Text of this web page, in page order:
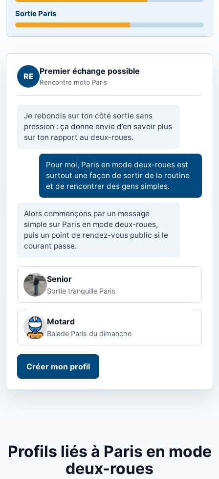
Sortie Paris
RE
Premier échange possible
Rencontre moto Paris
Je rebondis sur ton côté sortie sans
pression : ça donne envie d’en savoir plus
sur ton rapport au deux-roues.
Pour moi, Paris en mode deux-roues est
surtout une façon de sortir de la routine
et de rencontrer des gens simples.
Alors commençons par un message
simple sur Paris en mode deux-roues,
puis un point de rendez-vous public si le
courant passe.
Senior
Sortie tranquille Paris
Motard
Balade Paris du dimanche
Créer mon profil
Profils liés à Paris en mode
deux-roues